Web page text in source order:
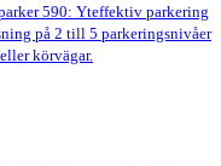
590: Yteffektiv parkering
på 2 till 5 parkeringsnivåer
körvägar.